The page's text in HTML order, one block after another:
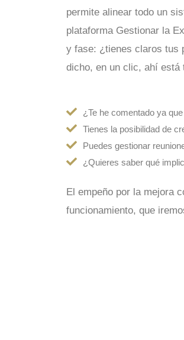
permite alinear todo un
plataforma Gestionar la
y fase: ¿tienes claros tus
dicho, en un clic, ahí está
¿Te he comentado ya
Tienes la posibilidad de
Puedes gestionar
¿Quieres saber qué
El empeño por la mejora
funcionamiento, que